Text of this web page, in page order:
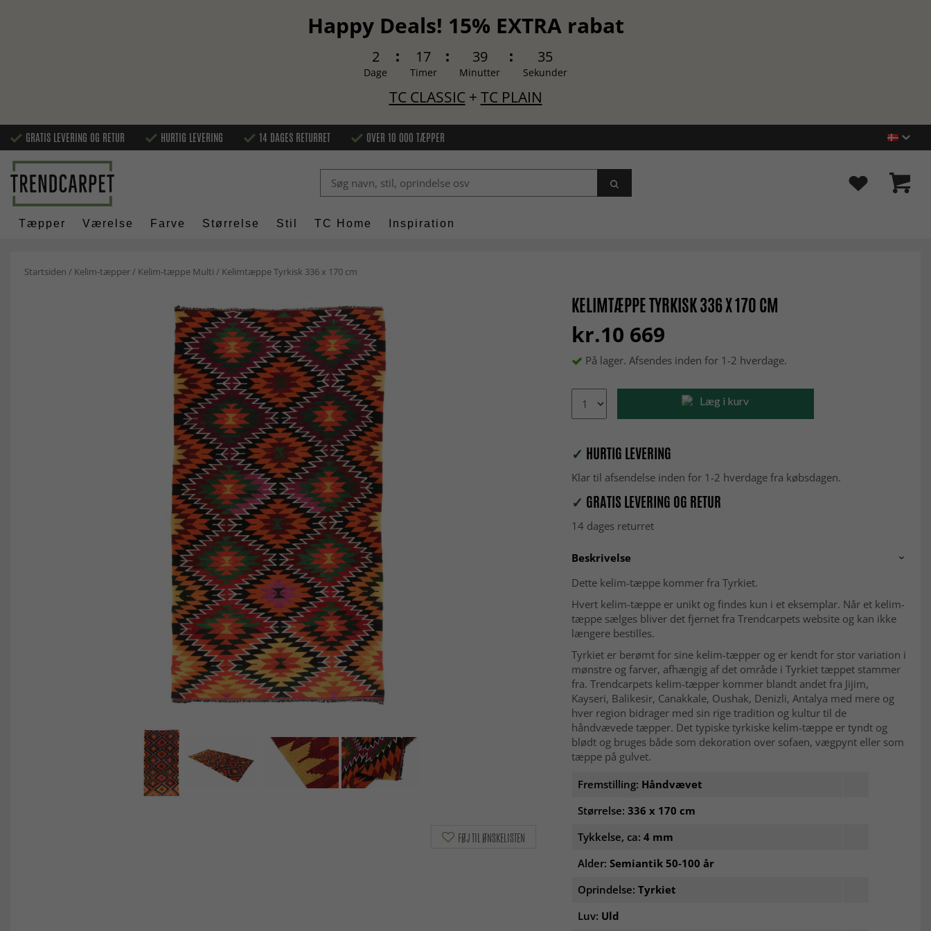
Happy Deals! 15% EXTRA rabat
2
Dage
17
Timer
39
Minutter
34
Sekunder
TC CLASSIC+ TC PLAIN
GRATIS LEVERING OG RETUR HURTIG LEVERING 14 DAGES RETURRET OVER 10 000 TÆPPER
Tæpper Værelse Farve Størrelse Stil TC Home Inspiration
Startsiden / Kelim-tæpper/ Kelim-tæppe Multi / Kelimtæppe Tyrkisk 336 x 170 cm
KELIMTÆPPE TYRKISK 336 X 170 CM
kr.10 669
På lager. Afsendes inden for 1-2 hverdage.
Læg i kurv
✓ HURTIG LEVERING
Klar til afsendelse inden for 1-2 hverdage fra købsdagen.
✓ GRATIS LEVERING OG RETUR
14 dages returret
Beskrivelse
Dette kelim-tæppe kommer fra Tyrkiet.
Hvert kelim-tæppe er unikt og findes kun i et eksemplar. Når et kelim-
tæppe sælges bliver det fjernet fra Trendcarpets website og kan ikke
længere bestilles.
Tyrkiet er berømt for sine kelim-tæpper og er kendt for stor variation i
mønstre og farver, afhængig af det område i Tyrkiet tæppet stammer
fra. Trendcarpets kelim-tæpper kommer blandt andet fra Jijim,
Kayseri, Balikesir, Canakkale, Oushak, Denizli, Antalya med mere og
hver region bidrager med sin rige tradition og kultur til de
håndvævede tæpper. Det typiske tyrkiske kelim-tæppe er tyndt og
blødt og bruges både som dekoration over sofaen, vægpynt eller som
tæppe på gulvet.
Fremstilling: Håndvævet
Størrelse: 336 x 170 cm
Tykkelse, ca: 4 mm
Alder: Semiantik 50-100 år
Oprindelse: Tyrkiet
Luv: Uld
FØJ TIL ØNSKELISTEN